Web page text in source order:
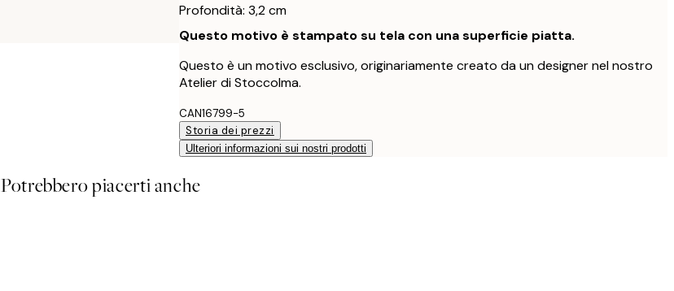
Profondità: 3,2 cm
Questo motivo è stampato su tela con una superficie piatta.
Questo è un motivo esclusivo, originariamente creato da un designer nel nostro
Atelier di Stoccolma.
CAN16799-5
Storia dei prezzi
Ulteriori informazioni sui nostri prodotti
Potrebbero piacerti anche